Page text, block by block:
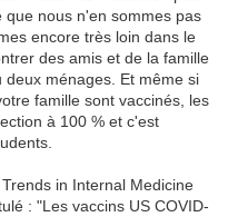
nous n'en sommes pas
encore très loin dans le
des amis et de la famille
ménages. Et même si
famille sont vaccinés, les
à 100 % et c'est
in Internal Medicine
: "Les vaccins US COVID-